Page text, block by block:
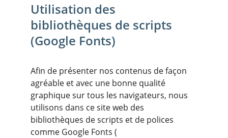
Utilisation des
bibliothèques de scripts
(Google Fonts)
Afin de présenter nos contenus de façon
agréable et avec une bonne qualité
graphique sur tous les navigateurs, nous
utilisons dans ce site web des
bibliothèques de scripts et de polices
comme Google Fonts (